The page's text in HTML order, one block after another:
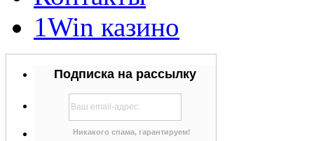
1Win казино
Подписка на рассылку
Никакого спама, гарантируем!